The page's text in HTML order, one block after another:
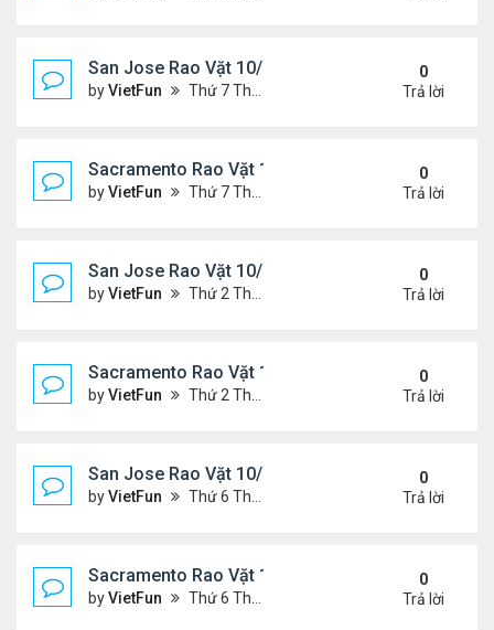
San Jose Rao Vặt 10/22/21 - 10/29/21
byVietFun Thứ 7 Tháng 10 23, 2021 8:17 am
0
Trả lời
Sacramento Rao Vặt 10/22/21 - 10/29/21
byVietFun Thứ 7 Tháng 10 23, 2021 8:10 am
0
Trả lời
San Jose Rao Vặt 10/15/21- 10/22/21
byVietFun Thứ 2 Tháng 10 18, 2021 9:32 pm
0
Trả lời
Sacramento Rao Vặt 10/15/21- 10/22/21
byVietFun Thứ 2 Tháng 10 18, 2021 9:26 pm
0
Trả lời
San Jose Rao Vặt 10/8/21- 10/15/21
byVietFun Thứ 6 Tháng 10 08, 2021 11:27 pm
0
Trả lời
Sacramento Rao Vặt 10/8/21- 10/15/21
byVietFun Thứ 6 Tháng 10 08, 2021 11:20 pm
0
Trả lời